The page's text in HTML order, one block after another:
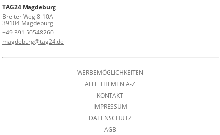
TAG24 Magdeburg
Breiter Weg 8-10A
39104 Magdeburg
+49 391 50548260
magdeburg@tag24.de
WERBEMÖGLICHKEITEN
ALLE THEMEN A-Z
KONTAKT
IMPRESSUM
DATENSCHUTZ
AGB